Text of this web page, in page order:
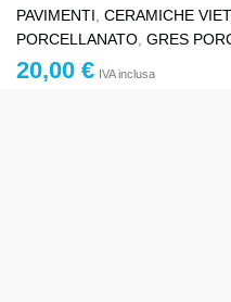
PAVIMENTI CERAMICHE
PORCELLANATO GRES
20,00 € IVA inclusa